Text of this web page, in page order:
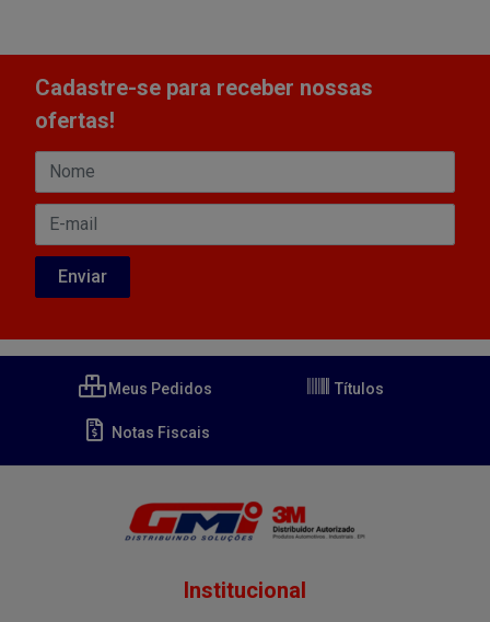
Cadastre-se para receber nossas
ofertas!
Meus Pedidos Títulos
Notas Fiscais
Institucional